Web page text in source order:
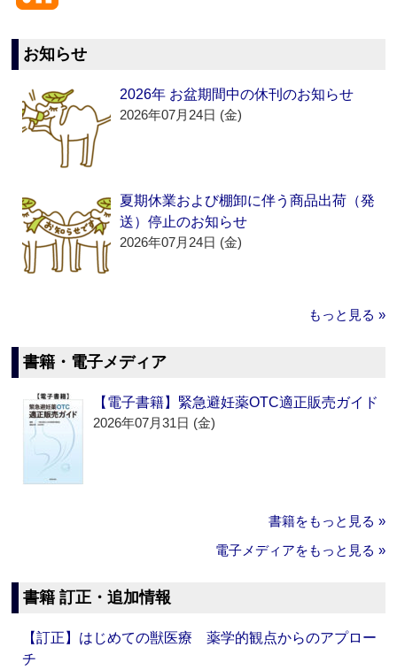
お知らせ
2026年 お盆期間中の休刊のお知らせ
2026年07月24日 (金)
夏期休業および棚卸に伴う商品出荷（発
送）停止のお知らせ
2026年07月24日 (金)
もっと見る »
書籍・電子メディア
【電子書籍】緊急避妊薬OTC適正販売ガイド
2026年07月31日 (金)
書籍をもっと見る »
電子メディアをもっと見る »
書籍 訂正・追加情報
【訂正】はじめての獣医療 薬学的観点からのアプロー
チ